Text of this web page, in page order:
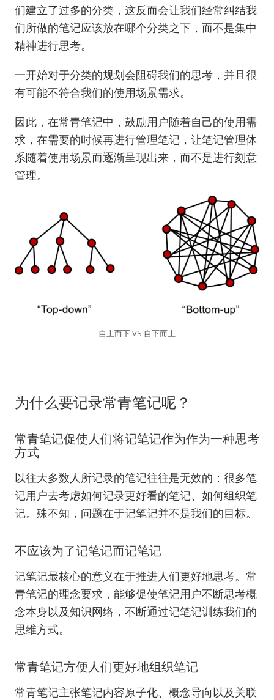
们建立了过多的分类，这反而会让我们经常纠结我
们所做的笔记应该放在哪个分类之下，而不是集中
精神进行思考。
一开始对于分类的规划会阻碍我们的思考，并且很
有可能不符合我们的使用场景需求。
因此，在常青笔记中，鼓励用户随着自己的使用需
求，在需要的时候再进行管理笔记，让笔记管理体
系随着使用场景而逐渐呈现出来，而不是进行刻意
管理。
自上而下 VS 自下而上
为什么要记录常青笔记呢？
常青笔记促使人们将记笔记作为作为一种思考
方式
以往大多数人所记录的笔记往往是无效的：很多笔
记用户去考虑如何记录更好看的笔记、如何组织笔
记。殊不知，问题在于记笔记并不是我们的目标。
不应该为了记笔记而记笔记
记笔记最核心的意义在于推进人们更好地思考。常
青笔记的理念要求，能够促使笔记用户不断思考概
念本身以及知识网络，不断通过记笔记训练我们的
思维方式。
常青笔记方便人们更好地组织笔记
常青笔记主张笔记内容原子化、概念导向以及关联